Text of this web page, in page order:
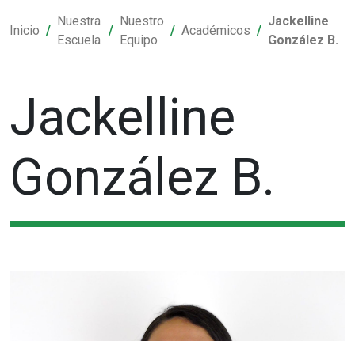
Inicio
Nuestra
Escuela
Nuestro
Equipo
Académicos
Jackelline
González B.
Jackelline
González B.